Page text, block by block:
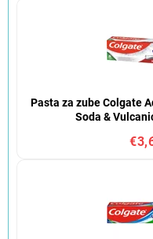
Pasta za zube Colgate
Soda &